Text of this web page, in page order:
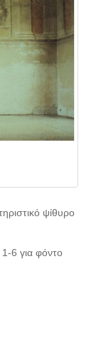
ψίθυρο
6 για φόντο